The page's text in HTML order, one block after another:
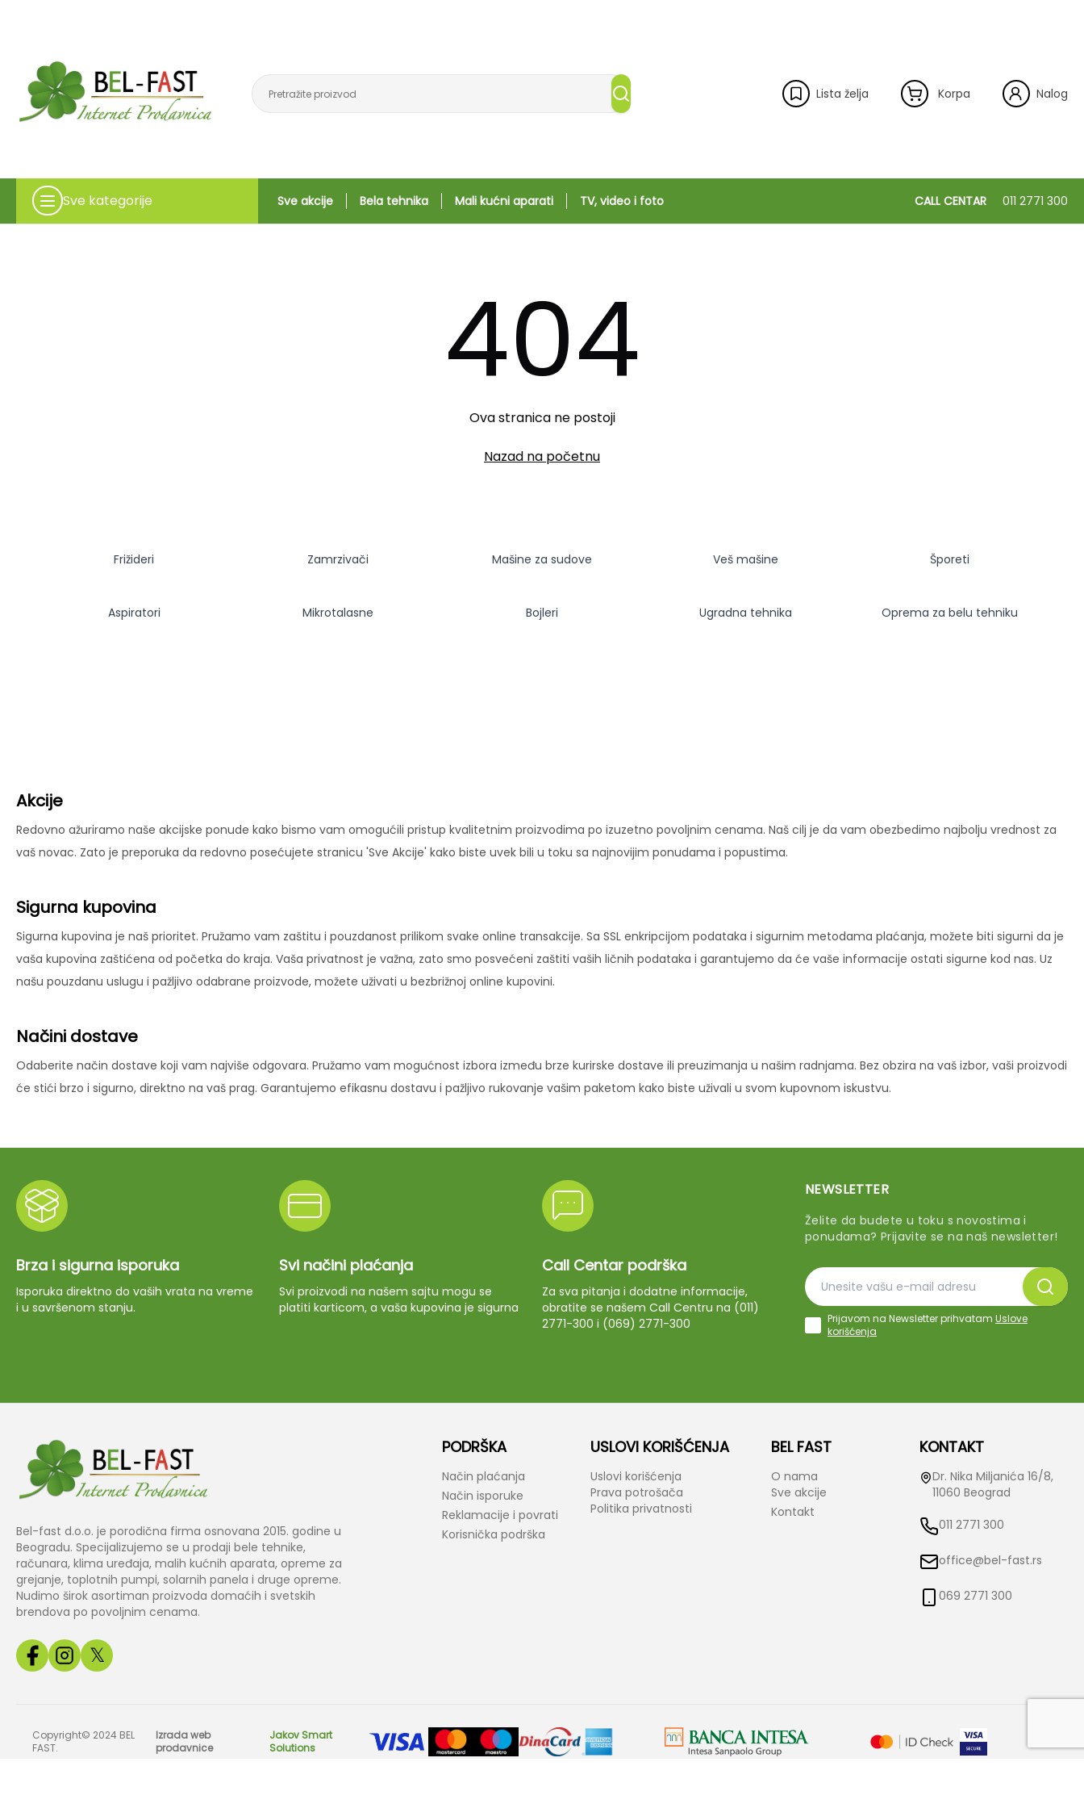
Lista želja Korpa Nalog
Sve kategorije Sve akcije Bela tehnika Mali kućni aparati TV, video i foto CALL CENTAR 011 2771 300
404
Ova stranica ne postoji
Nazad na početnu
Frižideri Zamrzivači Mašine za sudove Veš mašine Šporeti
Aspiratori Mikrotalasne Bojleri Ugradna tehnika Oprema za belu tehniku
Akcije
Redovno ažuriramo naše akcijske ponude kako bismo vam omogućili pristup kvalitetnim proizvodima po izuzetno povoljnim cenama. Naš cilj je da vam obezbedimo najbolju vrednost za
vaš novac. Zato je preporuka da redovno posećujete stranicu 'Sve Akcije' kako biste uvek bili u toku sa najnovijim ponudama i popustima.
Sigurna kupovina
Sigurna kupovina je naš prioritet. Pružamo vam zaštitu i pouzdanost prilikom svake online transakcije. Sa SSL enkripcijom podataka i sigurnim metodama plaćanja, možete biti sigurni da je
vaša kupovina zaštićena od početka do kraja. Vaša privatnost je važna, zato smo posvećeni zaštiti vaših ličnih podataka i garantujemo da će vaše informacije ostati sigurne kod nas. Uz
našu pouzdanu uslugu i pažljivo odabrane proizvode, možete uživati u bezbrižnoj online kupovini.
Načini dostave
Odaberite način dostave koji vam najviše odgovara. Pružamo vam mogućnost izbora između brze kurirske dostave ili preuzimanja u našim radnjama. Bez obzira na vaš izbor, vaši proizvodi
će stići brzo i sigurno, direktno na vaš prag. Garantujemo efikasnu dostavu i pažljivo rukovanje vašim paketom kako biste uživali u svom kupovnom iskustvu.
Brza i sigurna isporuka
Isporuka direktno do vaših vrata na vreme
i u savršenom stanju.
Svi načini plaćanja
Svi proizvodi na našem sajtu mogu se
platiti karticom, a vaša kupovina je sigurna
Call Centar podrška
Za sva pitanja i dodatne informacije,
obratite se našem Call Centru na (011)
2771-300 i (069) 2771-300
NEWSLETTER
Želite da budete u toku s novostima i
ponudama? Prijavite se na naš newsletter!
Prijavom na Newsletter prihvatam Uslove
korišćenja
Bel-fast d.o.o. je porodična firma osnovana 2015. godine u
Beogradu. Specijalizujemo se u prodaji bele tehnike,
računara, klima uređaja, malih kućnih aparata, opreme za
grejanje, toplotnih pumpi, solarnih panela i druge opreme.
Nudimo širok asortiman proizvoda domaćih i svetskih
brendova po povoljnim cenama.
𝕏
PODRŠKA
Način plaćanja
Način isporuke
Reklamacije i povrati
Korisnička podrška
USLOVI KORIŠĆENJA
Uslovi korišćenja
Prava potrošača
Politika privatnosti
BEL FAST
O nama
Sve akcije
Kontakt
KONTAKT
Dr. Nika Miljanića 16/8,
11060 Beograd
011 2771 300
office@bel-fast.rs
069 2771 300
Copyright© 2024 BEL
FAST.
Izrada web
prodavnice
Jakov Smart
Solutions